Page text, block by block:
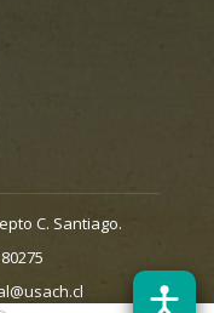
C. Santiago.